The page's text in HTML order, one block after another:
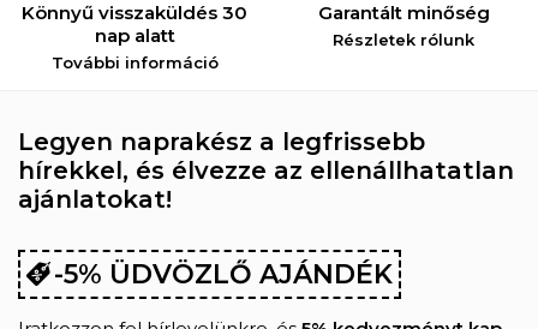
Könnyű visszaküldés 30
nap alatt
További információ
Garantált minőség
Részletek rólunk
Legyen naprakész a legfrissebb
hírekkel, és élvezze az ellenállhatatlan
ajánlatokat!
-5% ÜDVÖZLŐ AJÁNDÉK